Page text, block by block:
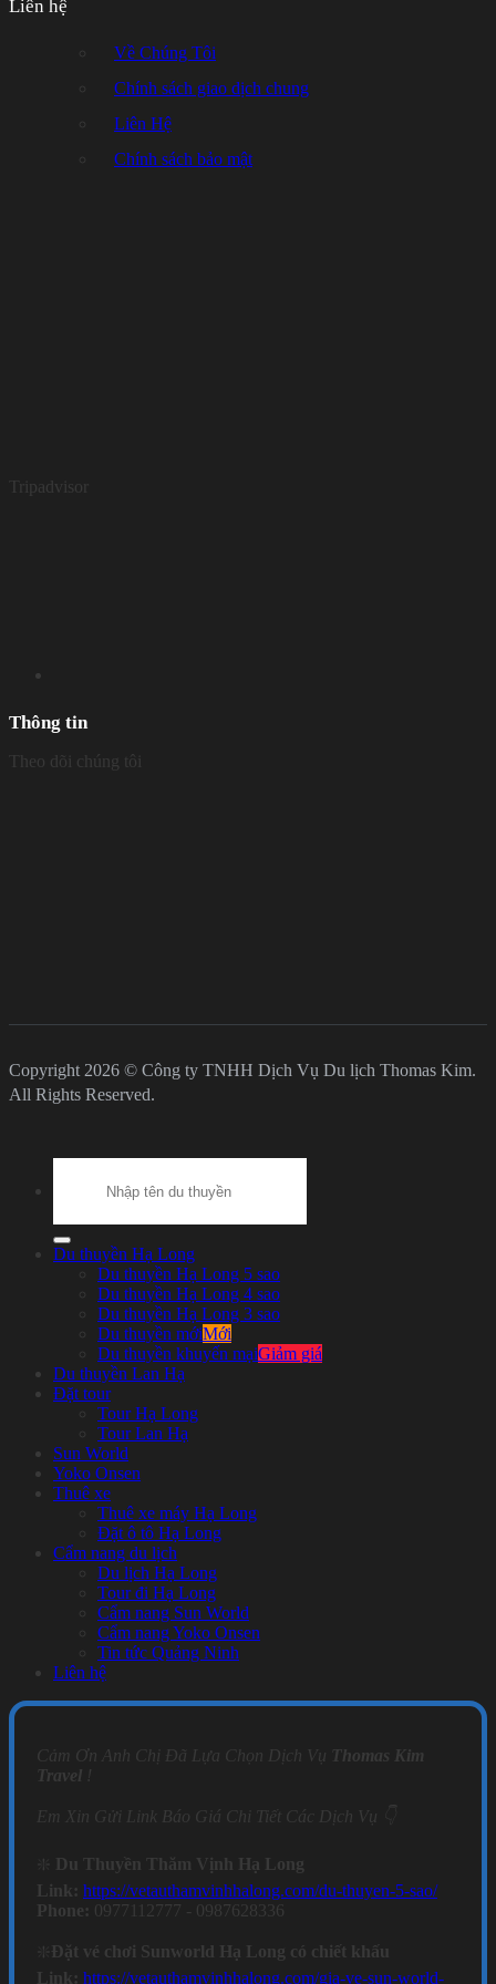
Liên hệ
Về Chúng Tôi
Chính sách giao dịch chung
Liên Hệ
Chính sách bảo mật
Tripadvisor
Thông tin
Theo dõi chúng tôi
Copyright 2026 © Công ty TNHH Dịch Vụ Du lịch Thomas Kim.
All Rights Reserved.
Du thuyền Hạ Long
Du thuyền Hạ Long 5 sao
Du thuyền Hạ Long 4 sao
Du thuyền Hạ Long 3 sao
Du thuyền mới
Du thuyền khuyến mại
Du thuyền Lan Hạ
Đặt tour
Tour Hạ Long
Tour Lan Hạ
Sun World
Yoko Onsen
Thuê xe
Thuê xe máy Hạ Long
Đặt ô tô Hạ Long
Cẩm nang du lịch
Du lịch Hạ Long
Tour đi Hạ Long
Cẩm nang Sun World
Cẩm nang Yoko Onsen
Tin tức Quảng Ninh
Liên hệ
Cảm Ơn Anh Chị Đã Lựa Chọn Dịch Vụ Thomas Kim
Travel !
Em Xin Gửi Link Báo Giá Chi Tiết Các Dịch Vụ 👇
❇️
Du Thuyền Thăm Vịnh Hạ Long
Link: https://vetauthamvinhhalong.com/du-thuyen-5-sao/
Phone: 0977112777 - 0987628336
❇️ Đặt vé chơi Sunworld Hạ Long có chiết khấu
Link: https://vetauthamvinhhalong.com/gia-ve-sun-world-